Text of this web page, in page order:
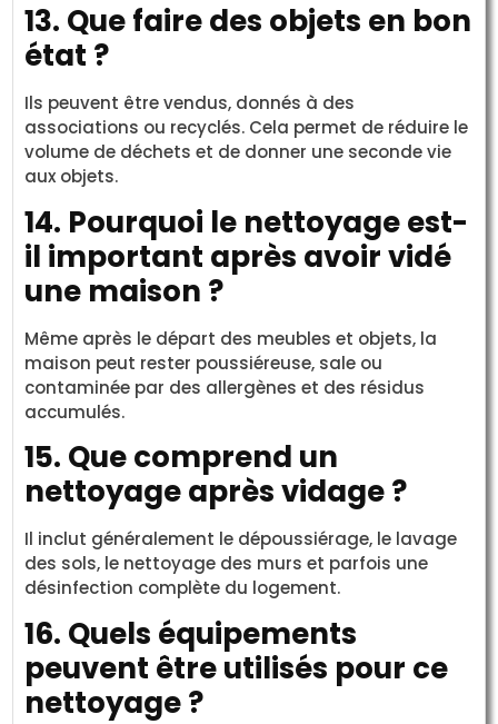
13. Que faire des objets en bon
état ?
Ils peuvent être vendus, donnés à des
associations ou recyclés. Cela permet de réduire le
volume de déchets et de donner une seconde vie
aux objets.
14. Pourquoi le nettoyage est-
il important après avoir vidé
une maison ?
Même après le départ des meubles et objets, la
maison peut rester poussiéreuse, sale ou
contaminée par des allergènes et des résidus
accumulés.
15. Que comprend un
nettoyage après vidage ?
Il inclut généralement le dépoussiérage, le lavage
des sols, le nettoyage des murs et parfois une
désinfection complète du logement.
16. Quels équipements
peuvent être utilisés pour ce
nettoyage ?